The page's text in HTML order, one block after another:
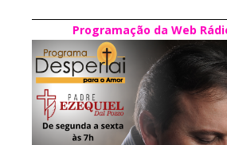
Programação da Web